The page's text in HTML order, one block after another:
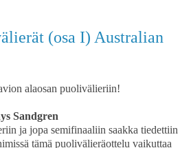
(osa I) Australian
alaosan puolivälieriin!
Sandgren
ja jopa semifinaaliin saakka tiedettiin
tämä puolivälieräottelu vaikuttaa